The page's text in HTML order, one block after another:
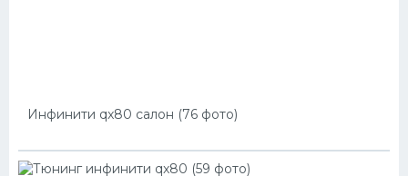
Инфинити qx80 салон (76 фото)